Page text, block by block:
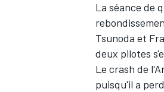
WEC
La séance de
Tsunoda et
deux pilotes
Le crash de
puisqu'il a